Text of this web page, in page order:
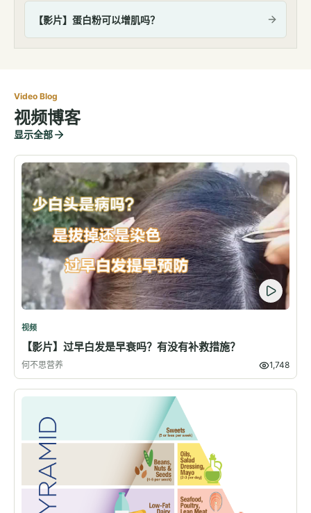
【影片】蛋白粉可以增肌吗？
Video Blog
视频博客
显示全部
视频
【影片】过早白发是早衰吗？有没有补救措施？
何不思营养 1,748